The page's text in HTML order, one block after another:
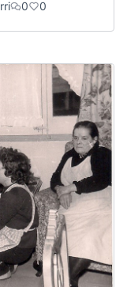
0 0